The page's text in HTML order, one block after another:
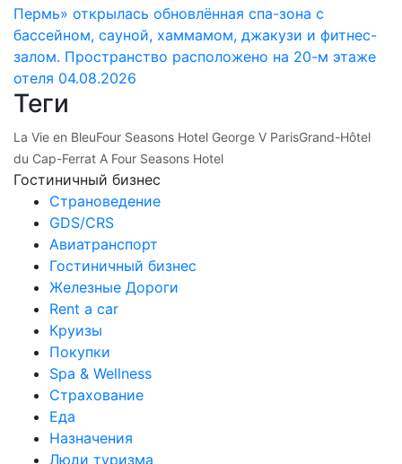
Пермь» открылась обновлённая спа-зона с
бассейном, сауной, хаммамом, джакузи и фитнес-
залом. Пространство расположено на 20-м этаже
отеля 04.08.2026
Теги
La Vie en BleuFour Seasons Hotel George V ParisGrand-Hôtel
du Cap-Ferrat A Four Seasons Hotel
Гостиничный бизнес
Страноведение
GDS/CRS
Авиатранспорт
Гостиничный бизнес
Железные Дороги
Rent a car
Круизы
Покупки
Spa & Wellness
Страхование
Еда
Назначения
Люди туризма